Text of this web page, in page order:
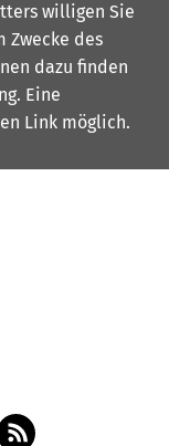
willigen Sie
Zwecke des
dazu finden
. Eine
Link möglich.